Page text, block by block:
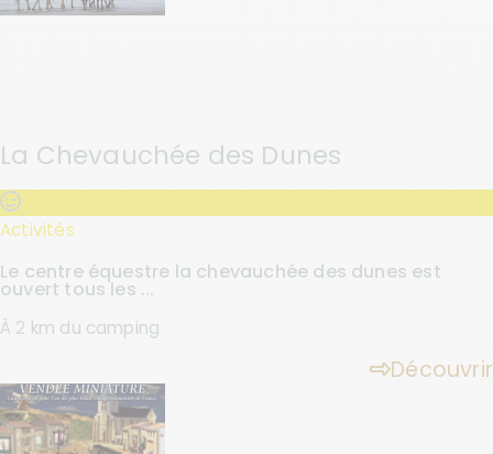
La Chevauchée des Dunes
Activités
Le centre équestre la chevauchée des dunes est
ouvert tous les ...
À 2 km du camping
Découvrir